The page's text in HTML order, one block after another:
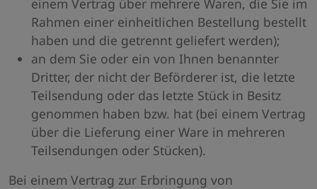
einem Vertrag über mehrere Waren, die Sie im
Rahmen einer einheitlichen Bestellung bestellt
haben und die getrennt geliefert werden);
an dem Sie oder ein von Ihnen benannter
Dritter, der nicht der Beförderer ist, die letzte
Teilsendung oder das letzte Stück in Besitz
genommen haben bzw. hat (bei einem Vertrag
über die Lieferung einer Ware in mehreren
Teilsendungen oder Stücken).
Bei einem Vertrag zur Erbringung von